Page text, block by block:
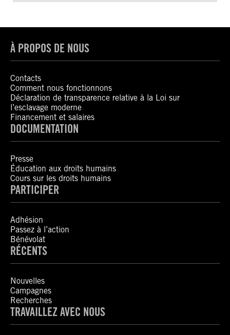
À PROPOS DE NOUS
Contacts
Comment nous fonctionnons
Déclaration de transparence relative à la Loi sur
l’esclavage moderne
Financement et salaires
DOCUMENTATION
Presse
Éducation aux droits humains
Cours sur les droits humains
PARTICIPER
Adhésion
Passez à l’action
Bénévolat
RÉCENTS
Nouvelles
Campagnes
Recherches
TRAVAILLEZ AVEC NOUS